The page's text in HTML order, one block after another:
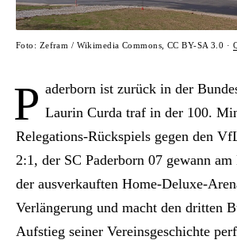
Foto: Zefram / Wikimedia Commons, CC BY-SA 3.0 ·
P aderborn ist zurück in der
Laurin Curda traf in der 100.
Relegations-Rückspiels gegen den
2:1, der SC Paderborn 07 gewann
der ausverkauften Home-Deluxe-
Verlängerung und macht den dritten
Aufstieg seiner Vereinsgeschichte